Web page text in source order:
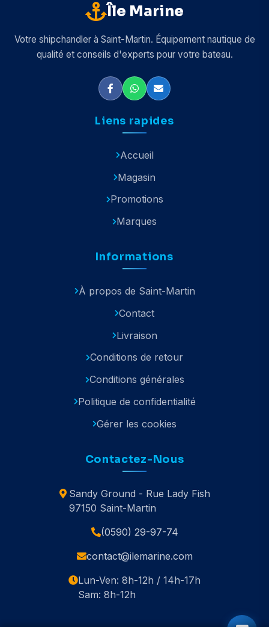
Île Marine
Votre shipchandler à Saint-Martin. Équipement nautique de
qualité et conseils d'experts pour votre bateau.
Liens rapides
Accueil
Magasin
Promotions
Marques
Informations
À propos de Saint-Martin
Contact
Livraison
Conditions de retour
Conditions générales
Politique de confidentialité
Gérer les cookies
Contactez-Nous
Sandy Ground - Rue Lady Fish
97150 Saint-Martin
(0590) 29-97-74
contact@ilemarine.com
Lun-Ven: 8h-12h / 14h-17h
Sam: 8h-12h